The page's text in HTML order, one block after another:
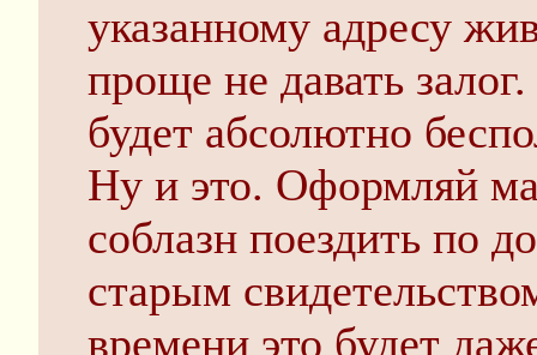
указанному адресу
проще не давать
будет абсолютно
Ну и это. Оформляй
соблазн поездить по
старым
времени это будет